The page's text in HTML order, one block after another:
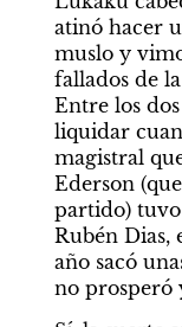
atinó hacer
muslo y
fallados de
Entre los
liquidar
magistral
Ederson
partido) tuvo
Rubén Dias,
año sacó
no prosperó